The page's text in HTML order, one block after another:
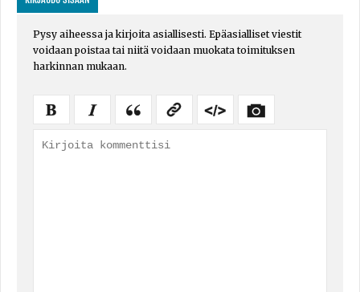
Pysy aiheessa ja kirjoita asiallisesti. Epäasialliset viestit
voidaan poistaa tai niitä voidaan muokata toimituksen
harkinnan mukaan.